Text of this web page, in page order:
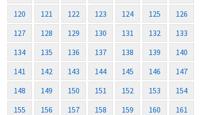
120
121 122 123 124 125
126
127
128 129 130 131 132
133
134
135 136 137 138 139
140
141
142 143 144 145 146
147
148
149 150 151 152 153
154
155
156 157 158 159 160
161